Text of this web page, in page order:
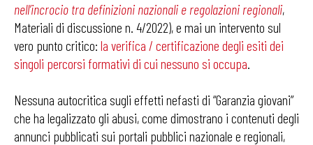
nell’incrocio tra definizioni nazionali e regolazioni regionali,
Materiali di discussione n. 4/2022), e mai un intervento sul
vero punto critico: la verifica / certificazione degli esiti dei
singoli percorsi formativi di cui nessuno si occupa.
Nessuna autocritica sugli effetti nefasti di “Garanzia giovani”
che ha legalizzato gli abusi, come dimostrano i contenuti degli
annunci pubblicati sui portali pubblici nazionale e regionali,